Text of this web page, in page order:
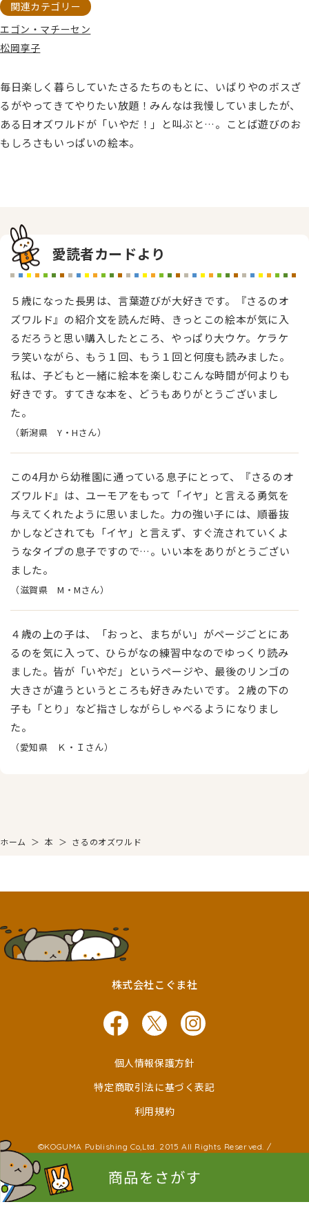
関連カテゴリー
エゴン・マチーセン
松岡享子
毎日楽しく暮らしていたさるたちのもとに、いばりやのボスざ
るがやってきてやりたい放題！みんなは我慢していましたが、
ある日オズワルドが「いやだ！」と叫ぶと…。ことば遊びのお
もしろさもいっぱいの絵本。
愛読者カードより
５歳になった長男は、言葉遊びが大好きです。『さるのオ
ズワルド』の紹介文を読んだ時、きっとこの絵本が気に入
るだろうと思い購入したところ、やっぱり大ウケ。ケラケ
ラ笑いながら、もう１回、もう１回と何度も読みました。
私は、子どもと一緒に絵本を楽しむこんな時間が何よりも
好きです。すてきな本を、どうもありがとうございまし
た。
（新潟県 Y・Hさん）
この4月から幼稚園に通っている息子にとって、『さるのオ
ズワルド』は、ユーモアをもって「イヤ」と言える勇気を
与えてくれたように思いました。力の強い子には、順番抜
かしなどされても「イヤ」と言えず、すぐ流されていくよ
うなタイプの息子ですので…。いい本をありがとうござい
ました。
（滋賀県 M・Mさん）
４歳の上の子は、「おっと、まちがい」がページごとにあ
るのを気に入って、ひらがなの練習中なのでゆっくり読み
ました。皆が「いやだ」というページや、最後のリンゴの
大きさが違うというところも好きみたいです。２歳の下の
子も「とり」など指さしながらしゃべるようになりまし
た。
（愛知県 Ｋ・Ｉさん）
ホーム ＞ 本 ＞ さるのオズワルド
株式会社こぐま社
個人情報保護方針
特定商取引法に基づく表記
利用規約
©KOGUMA Publishing Co,Ltd. 2015 All Rights Reserved. /
©Kayako Nishimaki ©Taro Miura